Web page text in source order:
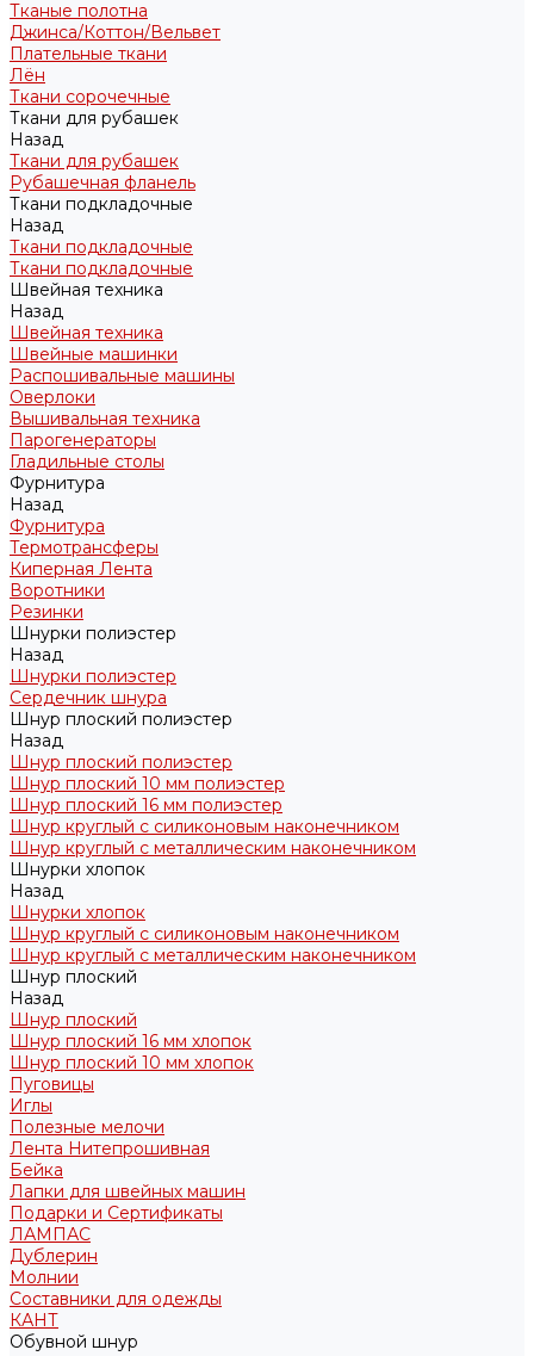
Тканые полотна
Джинса/Коттон/Вельвет
Плательные ткани
Лён
Ткани сорочечные
Ткани для рубашек
Назад
Ткани для рубашек
Рубашечная фланель
Ткани подкладочные
Назад
Ткани подкладочные
Ткани подкладочные
Швейная техника
Назад
Швейная техника
Швейные машинки
Распошивальные машины
Оверлоки
Вышивальная техника
Парогенераторы
Гладильные столы
Фурнитура
Назад
Фурнитура
Термотрансферы
Киперная Лента
Воротники
Резинки
Шнурки полиэстер
Назад
Шнурки полиэстер
Сердечник шнура
Шнур плоский полиэстер
Назад
Шнур плоский полиэстер
Шнур плоский 10 мм полиэстер
Шнур плоский 16 мм полиэстер
Шнур круглый с силиконовым наконечником
Шнур круглый с металлическим наконечником
Шнурки хлопок
Назад
Шнурки хлопок
Шнур круглый с силиконовым наконечником
Шнур круглый с металлическим наконечником
Шнур плоский
Назад
Шнур плоский
Шнур плоский 16 мм хлопок
Шнур плоский 10 мм хлопок
Пуговицы
Иглы
Полезные мелочи
Лента Нитепрошивная
Бейка
Лапки для швейных машин
Подарки и Сертификаты
ЛАМПАС
Дублерин
Молнии
Составники для одежды
КАНТ
Обувной шнур